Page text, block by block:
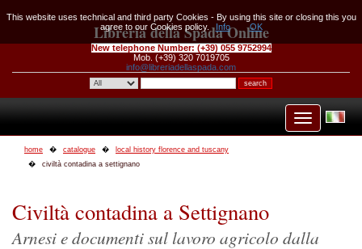
Libreria della Spada Online
New telephone Number: (+39) 055 9752994
Mob. (+39) 320 7019705
info@libreriadellaspada.com
home catalogue
local history florence and tuscany
civiltà contadina a settignano
Civiltà contadina a Settignano
Arnesi e documenti sul lavoro agricolo dalla
This website uses technical and third party Cookies - By using this site or closing this you
agree to our Cookies policy.
Info OK